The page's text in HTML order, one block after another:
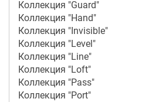
Коллекция "Guard"
Коллекция "Hand"
Коллекция "Invisible"
Коллекция "Level"
Коллекция "Line"
Коллекция "Loft"
Коллекция "Pass"
Коллекция "Port"